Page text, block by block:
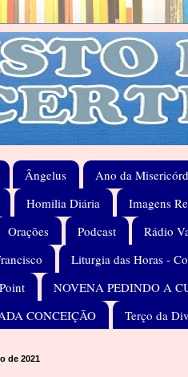
Ângelus Ano da
Homilia Diária Imagens
Orações Podcast Rádio
Liturgia das Horas -
NOVENA PEDINDO A
CONCEIÇÃO
Terço da
de 2021